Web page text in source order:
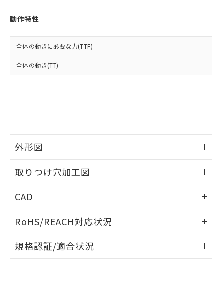
動作特性
全体の動きに必要な力(TTF)
全体の動き(TT)
外形図
取りつけ穴加工図
CAD
ドすることができます。
ログイン/会員登録
RoHS/REACH対応状況
EU RoHS 注意事項・凡例
規格認証/適合状況
品・サービスに関するお客様との取
引・商談に必要な範囲で利用すること
※当社の共同利用者とは、
の共同利用に関して"
の「1.共同利
とができます。
EU RoHS指令（10物質）の非含有証明書
51物質の非含有証明書（当社基準）
荷製品に未対応品が混在することから備考
欄に対応日を記載しておりました。
既に当社にて対応品への在庫切替を完了
していることから、特段のことがない限
り、2022年1月12日より割愛しておりま
合意する